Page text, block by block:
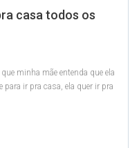
casa todos os
minha mãe entenda que ela
para ir pra casa, ela quer ir pra